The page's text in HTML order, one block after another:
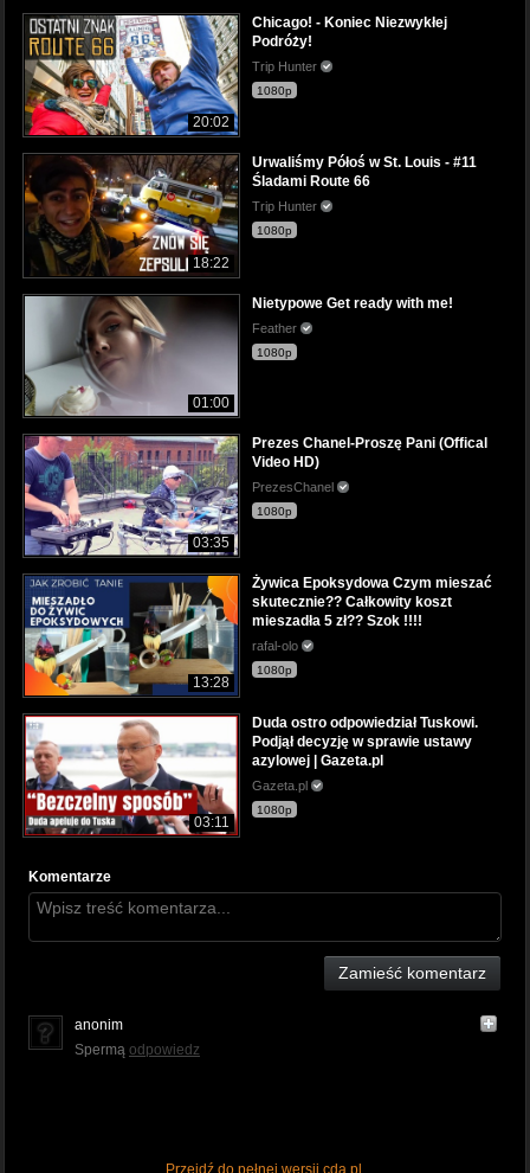
20:02
Chicago! - Koniec Niezwykłej
Podróży!
Trip Hunter
1080p
18:22
Urwaliśmy Półoś w St. Louis - #11
Śladami Route 66
Trip Hunter
1080p
01:00
Nietypowe Get ready with me!
Feather
1080p
03:35
Prezes Chanel-Proszę Pani (Offical
Video HD)
PrezesChanel
1080p
13:28
Żywica Epoksydowa Czym mieszać
skutecznie?? Całkowity koszt
mieszadła 5 zł?? Szok !!!!
rafal-olo
1080p
03:11
Duda ostro odpowiedział Tuskowi.
Podjął decyzję w sprawie ustawy
azylowej | Gazeta.pl
Gazeta.pl
1080p
Komentarze
Zamieść komentarz
anonim
Spermą odpowiedz
Przejdź do pełnej wersji cda.pl